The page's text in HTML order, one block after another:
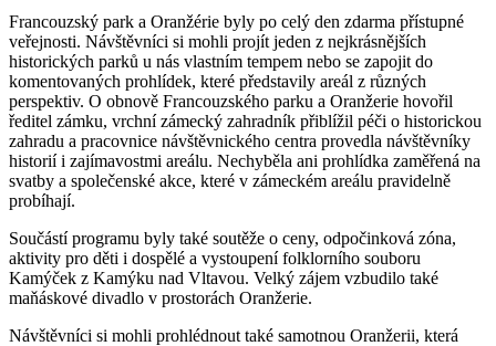
Francouzský park a Oranžérie byly po celý den zdarma přístupné
veřejnosti. Návštěvníci si mohli projít jeden z nejkrásnějších
historických parků u nás vlastním tempem nebo se zapojit do
komentovaných prohlídek, které představily areál z různých
perspektiv. O obnově Francouzského parku a Oranžerie hovořil
ředitel zámku, vrchní zámecký zahradník přiblížil péči o historickou
zahradu a pracovnice návštěvnického centra provedla návštěvníky
historií i zajímavostmi areálu. Nechyběla ani prohlídka zaměřená na
svatby a společenské akce, které v zámeckém areálu pravidelně
probíhají.
Součástí programu byly také soutěže o ceny, odpočinková zóna,
aktivity pro děti i dospělé a vystoupení folklorního souboru
Kamýček z Kamýku nad Vltavou. Velký zájem vzbudilo také
maňáskové divadlo v prostorách Oranžerie.
Návštěvníci si mohli prohlédnout také samotnou Oranžerii, která